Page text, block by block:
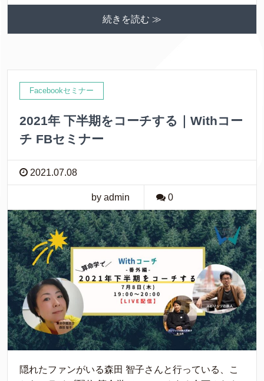
続きを読む ≫
Facebookセミナー
2021年 下半期をコーチする｜Withコー
チ FBセミナー
2021.07.08
by admin 0
隠れたファンがいる森田 智子さんと行っている、こ